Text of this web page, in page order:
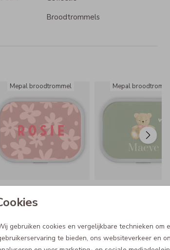
gebruiken cookies en vergelijkbare technieken om
te bieden, ons websiteverkeer en
Broodtrommels
Mepal broodtrommel Mepal broodtrommel